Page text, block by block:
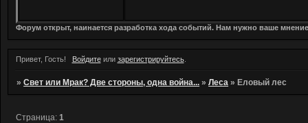
Форум открыт, наинается разработка хода событий. Нам нужно ваше
Привет, Гость! Войдитеили зарегистрируйтесь.
»Свет или Мрак? Две стороны, одна война... »Леса » Еловый лес
Страница:1